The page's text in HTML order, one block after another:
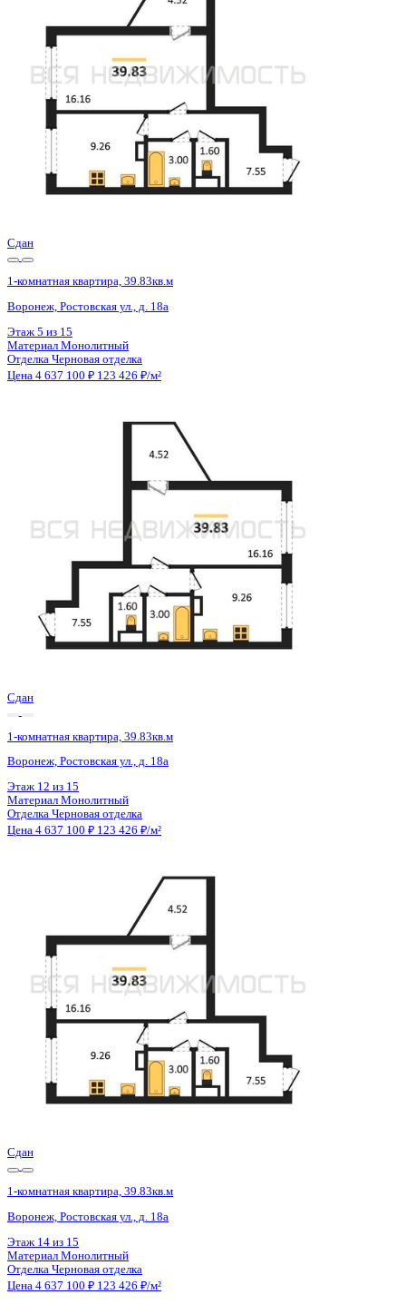
Сдан
1-комнатная квартира, 39.83кв.м
Воронеж, Ростовская ул., д. 18а
Этаж 2 из 15
123 426 ₽/м²
Сдан
1-комнатная квартира, 39.83кв.м
Воронеж, Ростовская ул., д. 18а
2 из 15
Материал
Отделка Черновая отделка
Цена 4 637 100 ₽ 123 426 ₽/м²